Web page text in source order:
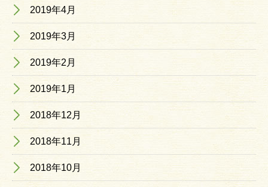
2019年4月
2019年3月
2019年2月
2019年1月
2018年12月
2018年11月
2018年10月